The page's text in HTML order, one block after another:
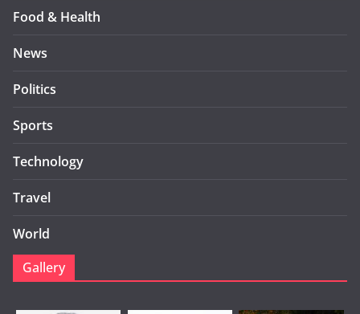
Food & Health
News
Politics
Sports
Technology
Travel
World
Gallery